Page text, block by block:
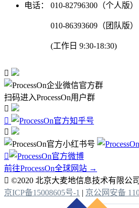
电话：
010-82796300（个人版）
010-86393609（团队版）
(工作日 9:30-18:30)

扫码进入ProcessOn用户群




前往ProcessOn全球网站 →
 ©2020 北京大麦地信息技术有限公司
京ICP备15008605号-1 | 京公网安备